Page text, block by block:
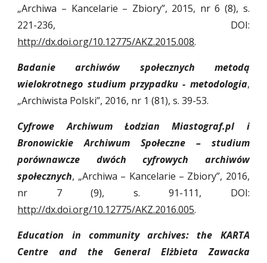
„Archiwa – Kancelarie – Zbiory”, 2015, nr 6 (8), s.
221-236, DOI:
http://dx.doi.org/10.12775/AKZ.2015.008.
Badanie archiwów społecznych metodą
wielokrotnego studium przypadku - metodologia,
„Archiwista Polski”, 2016, nr 1 (81), s. 39-53.
Cyfrowe Archiwum Łodzian Miastograf.pl i
Bronowickie Archiwum Społeczne – studium
porównawcze dwóch cyfrowych archiwów
społecznych, „Archiwa – Kancelarie – Zbiory”, 2016,
nr 7 (9), s. 91-111, DOI:
http://dx.doi.org/10.12775/AKZ.2016.005.
Education in community archives: the KARTA
Centre and the General Elżbieta Zawacka